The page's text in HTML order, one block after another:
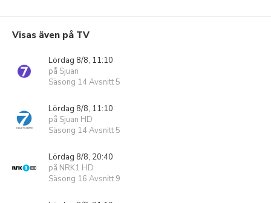
Visas även på TV
Lördag 8/8, 11:10
på Sjuan
Säsong 14 Avsnitt 5
Lördag 8/8, 11:10
på Sjuan HD
Säsong 14 Avsnitt 5
Lördag 8/8, 20:40
på NRK1 HD
Säsong 16 Avsnitt 9